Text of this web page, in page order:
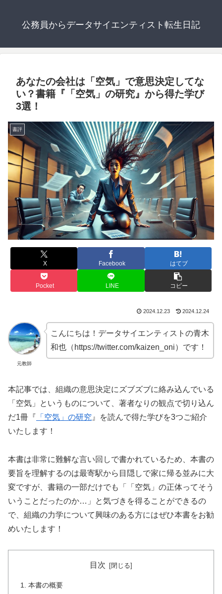
公務員からデータサイエンティスト転生日記
あなたの会社は「空気」で意思決定してな
い？書籍『「空気」の研究』から得た学び
3選！
書評
X Facebook はてブ
Pocket LINE コピー
2024.12.23 2024.12.24
元教師
こんにちは！データサイエンティストの青木
和也（https://twitter.com/kaizen_oni）です！
本記事では、組織の意思決定にズブズブに絡み込んでいる
「空気」というものについて、著者なりの観点で切り込ん
だ1冊『 「空気」の研究 』を読んで得た学びを3つご紹介
いたします！
本書は非常に難解な言い回しで書かれているため、本書の
要旨を理解するのは最寄駅から目隠しで家に帰る並みに大
変ですが、書籍の一部だけでも「「空気」の正体ってそう
いうことだったのか…」と気づきを得ることができるの
で、組織の力学について興味のある方にはぜひ本書をお勧
めいたします！
目次
本書の概要